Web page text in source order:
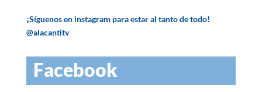
¡Síguenos en instagram para estar al tanto de todo!
@alacantitv
Facebook